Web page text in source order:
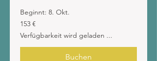
Beginnt: 8. Okt.
153
Euro
153 €
Verfügbarkeit wird geladen ...
Buchen